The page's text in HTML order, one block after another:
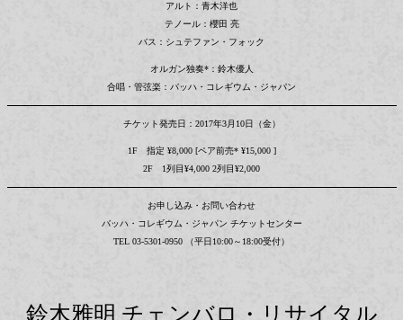
アルト：青木洋也
テノール：櫻田 亮
バス：シュテファン・フォック
オルガン独奏*：鈴木優人
合唱・管弦楽：バッハ・コレギウム・ジャパン
チケット発売日：2017年3月10日（金）
1F 指定 ¥8,000 [ペア前売* ¥15,000 ]
2F 1列目¥4,000 2列目¥2,000
お申し込み・お問い合わせ
バッハ・コレギウム・ジャパン チケットセンター
TEL 03-5301-0950 （平日10:00～18:00受付）
鈴木雅明 チェンバロ・リサイタル